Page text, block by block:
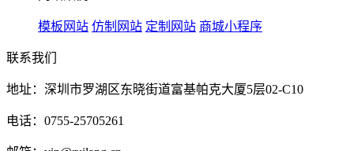
模板网站 仿制网站 定制网站 商城小程序
联系我们
地址：深圳市罗湖区东晓街道富基帕克大厦5层02-C10
电话：0755-25705261